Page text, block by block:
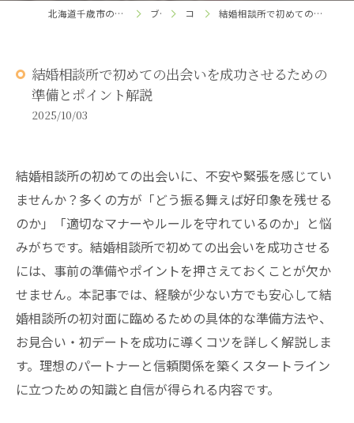
北海道千歳市の結婚相談所ならLOVE ME TENDER ブログ コラム 結婚相談所で初めての出会いを成功させるための準備とポイント解説
結婚相談所で初めての出会いを成功させるための
準備とポイント解説
2025/10/03
結婚相談所の初めての出会いに、不安や緊張を感じてい
ませんか？多くの方が「どう振る舞えば好印象を残せる
のか」「適切なマナーやルールを守れているのか」と悩
みがちです。結婚相談所で初めての出会いを成功させる
には、事前の準備やポイントを押さえておくことが欠か
せません。本記事では、経験が少ない方でも安心して結
婚相談所の初対面に臨めるための具体的な準備方法や、
お見合い・初デートを成功に導くコツを詳しく解説しま
す。理想のパートナーと信頼関係を築くスタートライン
に立つための知識と自信が得られる内容です。